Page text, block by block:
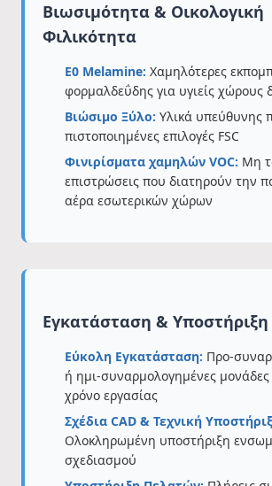
Βιωσιμότητα & Οικολογική
Φιλικότητα
E0 Melamine: Χαμηλότερες
φορμαλδεΰδης για υγιείς χώρους
Βιώσιμο Ξύλο: Υλικά υπεύθυνης
πιστοποιημένες επιλογές FSC
Φινιρίσματα χαμηλών VOC: Μη
επιστρώσεις που διατηρούν την
αέρα εσωτερικών χώρων
Εγκατάσταση & Υποστήριξη
Εύκολη Εγκατάσταση: Προ-
ή ημι-συναρμολογημένες μονάδες
χρόνο εργασίας
Σχέδια CAD & Τεχνική
Ολοκληρωμένη υποστήριξη
σχεδιασμού